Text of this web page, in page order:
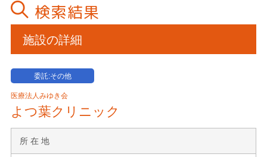
検索結果
施設の詳細
委託:その他
医療法人みゆき会
よつ葉クリニック
所 在 地